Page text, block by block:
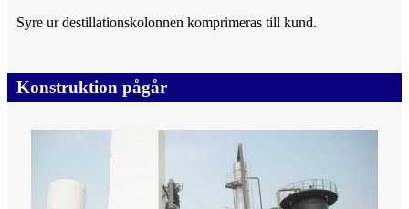
Syre ur destillationskolonnen komprimeras till kund.
Konstruktion pågår